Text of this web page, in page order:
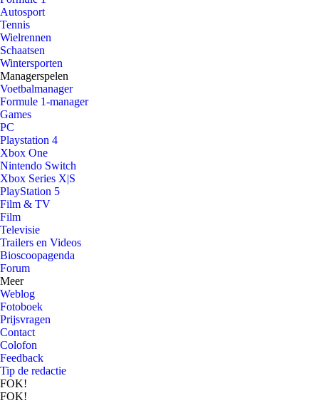
Autosport
Tennis
Wielrennen
Schaatsen
Wintersporten
Managerspelen
Voetbalmanager
Formule 1-manager
Games
PC
Playstation 4
Xbox One
Nintendo Switch
Xbox Series X|S
PlayStation 5
Film & TV
Film
Televisie
Trailers en Videos
Bioscoopagenda
Forum
Meer
Weblog
Fotoboek
Prijsvragen
Contact
Colofon
Feedback
Tip de redactie
FOK!
FOK!